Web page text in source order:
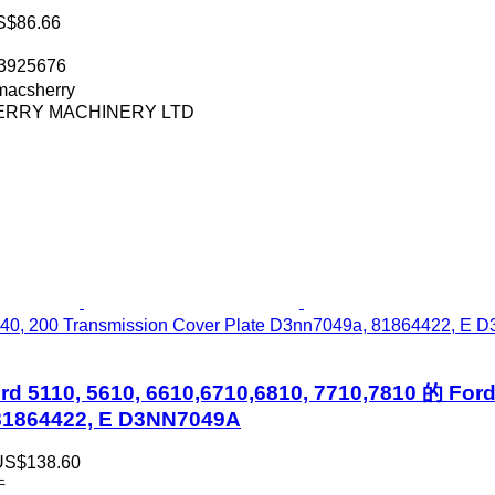
MACHINERY LTD
200 Transmission Cover Plate D3nn7049a, 81864422, E
5110, 5610, 6610,6710,6810, 7710,7810 的
E D3NN7049A